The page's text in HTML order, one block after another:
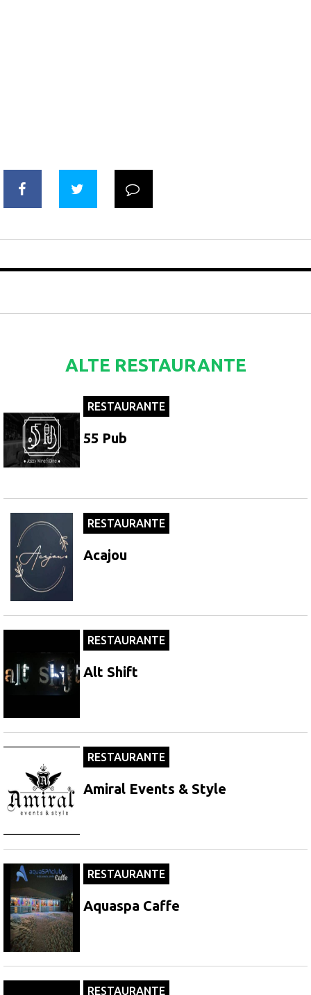
ALTE RESTAURANTE
RESTAURANTE
55 Pub
RESTAURANTE
Acajou
RESTAURANTE
Alt Shift
RESTAURANTE
Amiral Events & Style
RESTAURANTE
Aquaspa Caffe
RESTAURANTE